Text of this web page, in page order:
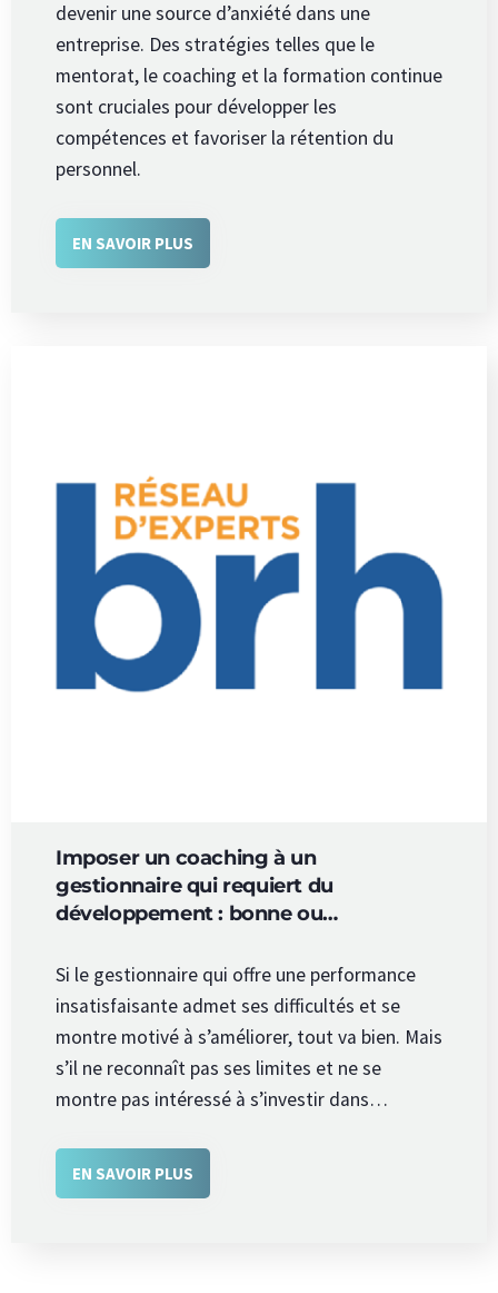
devenir une source d’anxiété dans une
entreprise. Des stratégies telles que le
mentorat, le coaching et la formation continue
sont cruciales pour développer les
compétences et favoriser la rétention du
personnel.
EN SAVOIR PLUS
Imposer un coaching à un
gestionnaire qui requiert du
développement : bonne ou…
Si le gestionnaire qui offre une performance
insatisfaisante admet ses difficultés et se
montre motivé à s’améliorer, tout va bien. Mais
s’il ne reconnaît pas ses limites et ne se
montre pas intéressé à s’investir dans…
EN SAVOIR PLUS